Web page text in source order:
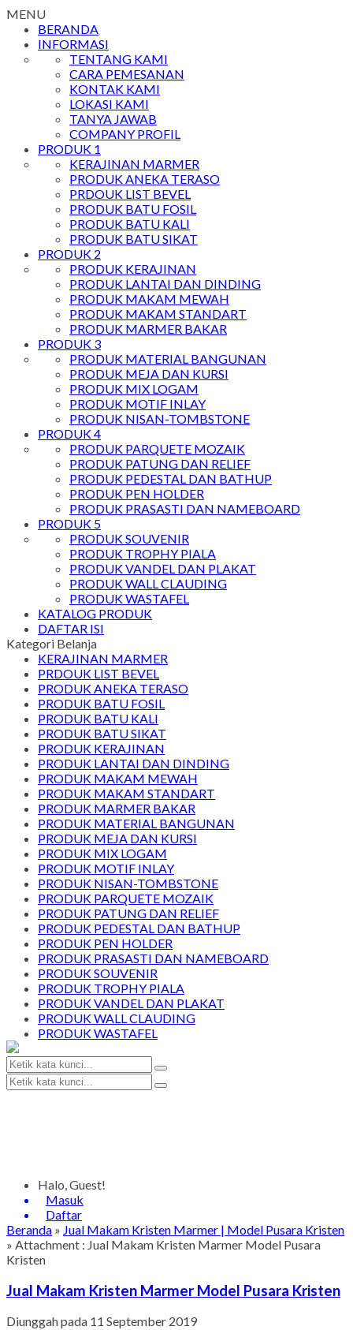
MENU
BERANDA
INFORMASI
TENTANG KAMI
CARA PEMESANAN
KONTAK KAMI
LOKASI KAMI
TANYA JAWAB
COMPANY PROFIL
PRODUK 1
KERAJINAN MARMER
PRODUK ANEKA TERASO
PRDOUK LIST BEVEL
PRODUK BATU FOSIL
PRODUK BATU KALI
PRODUK BATU SIKAT
PRODUK 2
PRODUK KERAJINAN
PRODUK LANTAI DAN DINDING
PRODUK MAKAM MEWAH
PRODUK MAKAM STANDART
PRODUK MARMER BAKAR
PRODUK 3
PRODUK MATERIAL BANGUNAN
PRODUK MEJA DAN KURSI
PRODUK MIX LOGAM
PRODUK MOTIF INLAY
PRODUK NISAN-TOMBSTONE
PRODUK 4
PRODUK PARQUETE MOZAIK
PRODUK PATUNG DAN RELIEF
PRODUK PEDESTAL DAN BATHUP
PRODUK PEN HOLDER
PRODUK PRASASTI DAN NAMEBOARD
PRODUK 5
PRODUK SOUVENIR
PRODUK TROPHY PIALA
PRODUK VANDEL DAN PLAKAT
PRODUK WALL CLAUDING
PRODUK WASTAFEL
KATALOG PRODUK
DAFTAR ISI
Kategori Belanja
KERAJINAN MARMER
PRDOUK LIST BEVEL
PRODUK ANEKA TERASO
PRODUK BATU FOSIL
PRODUK BATU KALI
PRODUK BATU SIKAT
PRODUK KERAJINAN
PRODUK LANTAI DAN DINDING
PRODUK MAKAM MEWAH
PRODUK MAKAM STANDART
PRODUK MARMER BAKAR
PRODUK MATERIAL BANGUNAN
PRODUK MEJA DAN KURSI
PRODUK MIX LOGAM
PRODUK MOTIF INLAY
PRODUK NISAN-TOMBSTONE
PRODUK PARQUETE MOZAIK
PRODUK PATUNG DAN RELIEF
PRODUK PEDESTAL DAN BATHUP
PRODUK PEN HOLDER
PRODUK PRASASTI DAN NAMEBOARD
PRODUK SOUVENIR
PRODUK TROPHY PIALA
PRODUK VANDEL DAN PLAKAT
PRODUK WALL CLAUDING
PRODUK WASTAFEL
Halo, Guest!
Masuk
Daftar
Beranda » Jual Makam Kristen Marmer | Model Pusara Kristen
» Attachment : Jual Makam Kristen Marmer Model Pusara
Kristen
Jual Makam Kristen Marmer Model Pusara Kristen
Diunggah pada 11 September 2019